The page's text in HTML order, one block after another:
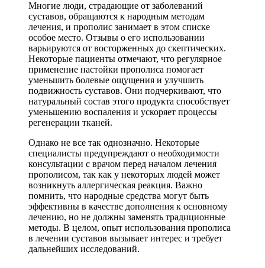
Многие люди, страдающие от заболеваний
суставов, обращаются к народным методам
лечения, и прополис занимает в этом списке
особое место. Отзывы о его использовании
варьируются от восторженных до скептических.
Некоторые пациенты отмечают, что регулярное
применение настойки прополиса помогает
уменьшить болевые ощущения и улучшить
подвижность суставов. Они подчеркивают, что
натуральный состав этого продукта способствует
уменьшению воспаления и ускоряет процессы
регенерации тканей.
Однако не все так однозначно. Некоторые
специалисты предупреждают о необходимости
консультации с врачом перед началом лечения
прополисом, так как у некоторых людей может
возникнуть аллергическая реакция. Важно
помнить, что народные средства могут быть
эффективны в качестве дополнения к основному
лечению, но не должны заменять традиционные
методы. В целом, опыт использования прополиса
в лечении суставов вызывает интерес и требует
дальнейших исследований.